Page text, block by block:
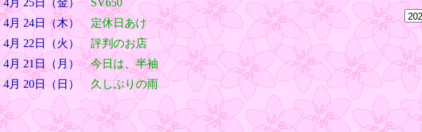
4月 25日（金）
SV650
4月 24日（木）
定休日あけ
4月 22日（火）
評判のお店
4月 21日（月）
今日は、半袖
4月 20日（日）
久しぶりの雨